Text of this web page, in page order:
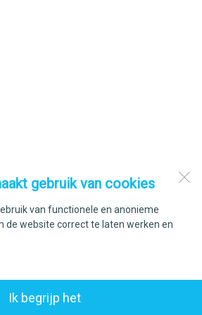
gebruik van cookies
van functionele en anonieme
de website correct te laten werken en
Ik begrijp het